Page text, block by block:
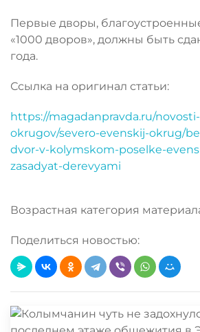
Первые дворы,
«1000 дворов», должны быть
года.
Ссылка на оригинал статьи:
https://magadanpravda.ru/
okrugov/severo-evenskij-okrug/
dvor-v-kolymskom-poselke-
zasadyat-derevyami
Возрастная категория
Поделиться новостью: